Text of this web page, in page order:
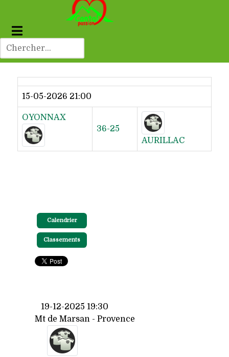
Dernier résultat
15-05-2026 21:00
OYONNAX
36-25
AURILLAC
Calendrier
Classements
19-12-2025 19:30
Mt de Marsan - Provence